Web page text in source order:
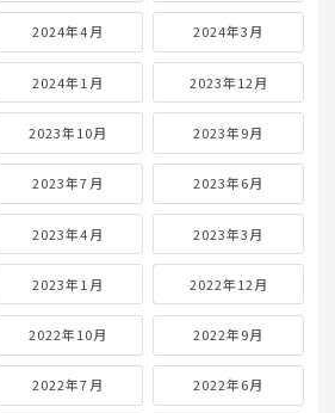
2024年4月 2024年3月
2024年1月 2023年12月
2023年10月 2023年9月
2023年7月 2023年6月
2023年4月 2023年3月
2023年1月 2022年12月
2022年10月 2022年9月
2022年7月 2022年6月